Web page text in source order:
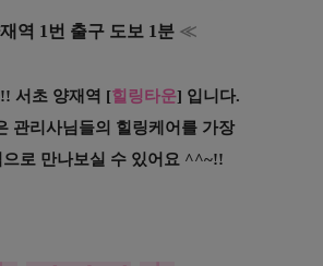
역 1번 출구 도보 1분 ≪
서초 양재역 [힐링타운] 입니다.
관리사님들의 힐링케어를 가장
으로 만나보실 수 있어요 ^^~!!